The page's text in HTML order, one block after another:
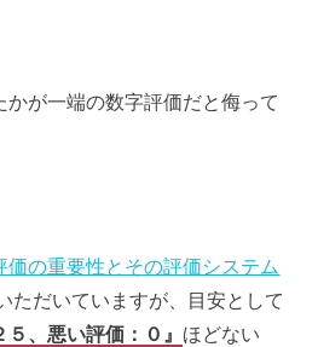
かが一端の数字評価だと侮って
価の重要性とその評価システム
ただいていますが、目安として
５、悪い評価：０』 ほどない